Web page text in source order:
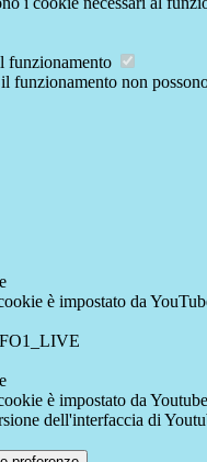
funzionamento
funzionamento non
è impostato da
è impostato da
dell'interfaccia di